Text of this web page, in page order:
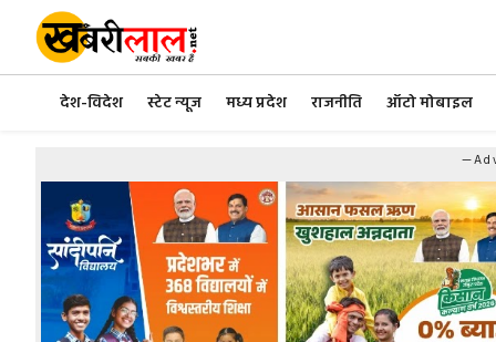
content
देश-विदेश स्टेट न्यूज मध्य प्रदेश राजनीति ऑटो मोबाइल